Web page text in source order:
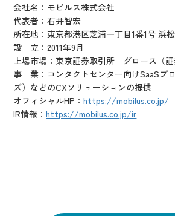
会社名：モビルス株式会社
代表者：石井智宏
所在地：東京都港区芝浦一丁目1番1号 浜
設 立：2011年9月
上場市場：東京証券取引所 グロース（証
事 業：コンタクトセンター向けSaaSプ
ズ）などのCXソリューションの提供
オフィシャルHP：https://mobilus.co.jp/
IR情報：https://mobilus.co.jp/ir